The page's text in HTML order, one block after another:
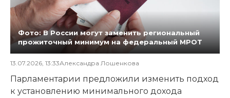
Фото: В России могут заменить региональный
прожиточный минимум на федеральный МРОТ
13.07.2026, 13:33Александра Лошенкова
Парламентарии предложили изменить подход
к установлению минимального дохода